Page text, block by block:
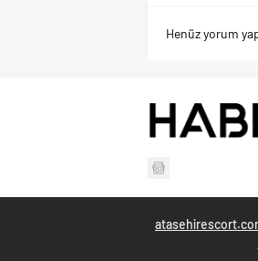
Henüz yorum